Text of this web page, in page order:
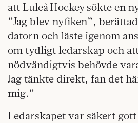
att Luleå Hockey sökte en
”Jag blev nyfiken”,
datorn och läste igenom
om tydligt ledarskap och
nödvändigtvis behövde
Jag tänkte direkt, fan det
mig.”
Ledarskapet var säkert